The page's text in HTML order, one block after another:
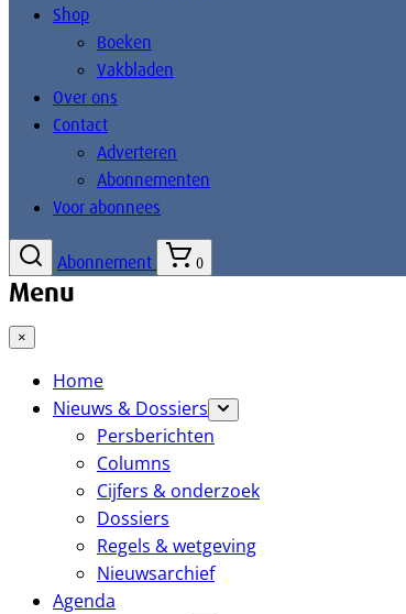
Shop
Boeken
Vakbladen
Over ons
Contact
Adverteren
Abonnementen
Voor abonnees
Abonnement 0
Menu
×
Home
Nieuws & Dossiers
Persberichten
Columns
Cijfers & onderzoek
Dossiers
Regels & wetgeving
Nieuwsarchief
Agenda